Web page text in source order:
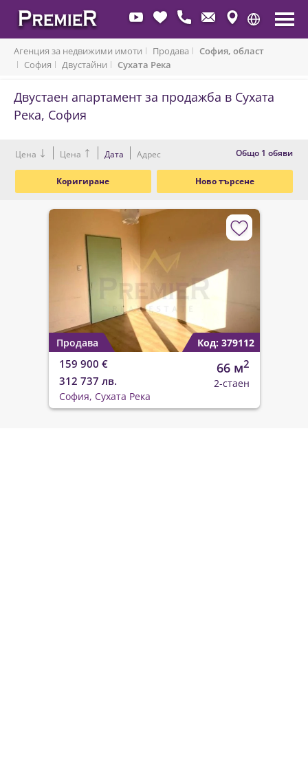
Агенция за недвижими имоти Продава
София, област
София
Двустайни Сухата Река
Двустаен апартамент за продажба в Сухата
Река, София
Цена Цена Дата Адрес Oбщо 1 обяви
Коригиране Ново търсене
Продава Код: 379112
159 900 €
312 737 лв.
66 м2
2-стаен
София, Сухата Река